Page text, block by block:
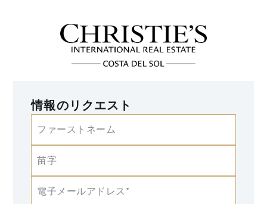
情報のリクエスト
ファーストネーム
苗字
電子メールアドレス*